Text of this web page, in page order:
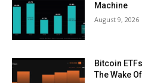
Machine
August 9, 2026
Bitcoin
The Wake